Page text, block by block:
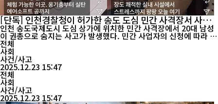
[단독] 인천경찰청이 허가한 송도 도심 민간 사격장서 사망
사고…인천 관광 포털에 홍보까지
인천 송도국제도시 도심 상가에 위치한 민간 사격장에서 20대 남성
이 권총으로 숨지는 사고가 발생했다. 민간 사업자의 신청에 따라 인
천경찰청이 허가한 시설에서 사망 사고가 발생했다는 점에서, 사격
장 운영상의 문제를 넘어 허가 판단과 관리·감독 체계 전반의 책임
이 핵심 쟁점으로 떠오르고 있다. 23일 경찰에 따르면, 지난 22일 오
후 5시 14분쯤 인천 연수구 송도국제도시...
전체
사회
사건/사고
2025.12.23 15:47
전체
사회
사건/사고
2025.12.23 15:47